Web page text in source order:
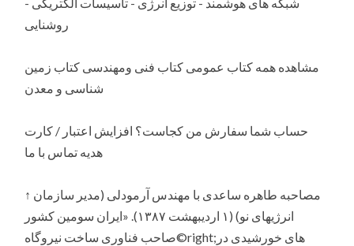
شبکه های هوشمند - توزیع انرژی - تاسیسات الکتریکی -
روشنایی
مشاهده همه کتاب عمومی کتاب فنی ومهندسی کتاب زمین
شناسی و معدن
حساب شما سفارش من کجاست؟ افزایش اعتبار / کارت
هدیه تماس با ما
↑ مصاحبه طاهره ساعدی با مهندس آرمودلی (مدیر سازمان
انرژیهای نو) (۱ اردیبهشت ۱۳۸۷). «ایران سومین کشور
صاحب فناوری ساخت نیروگاه©right;های خورشیدی در